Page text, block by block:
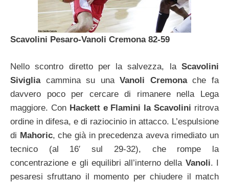
Scavolini Pesaro-Vanoli Cremona 82-59
Nello scontro diretto per la salvezza, la Scavolini
Sivigliacammina su unaVanoli Cremonache fa
davvero poco per cercare di rimanere nella Lega
maggiore. Con Hackett e Flamini la Scavolini ritrova
ordine in difesa, e di raziocinio in attacco. L’espulsione
di Mahoric, che già in precedenza aveva rimediato un
tecnico (al 16′ sul 29-32), che rompe la
concentrazione e gli equilibri all’interno della Vanoli. I
pesaresi sfruttano il momento per chiudere il match